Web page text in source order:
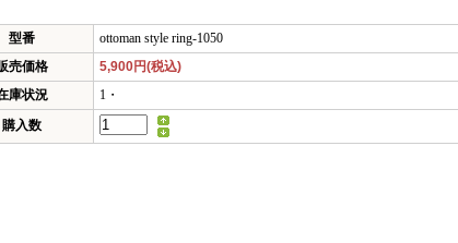
型番
ottoman style ring-1050
売価格
5,900円(税込)
庫状況
1・
購入数